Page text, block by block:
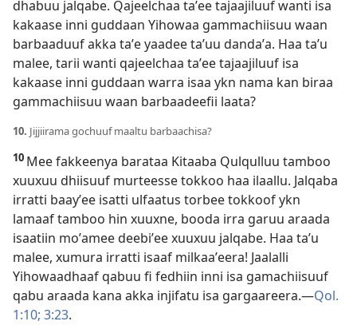
dhabuu jalqabe. Qajeelchaa taʼee tajaajiluuf wanti isa
kakaase inni guddaan Yihowaa gammachiisuu waan
barbaaduuf akka taʼe yaadee taʼuu dandaʼa. Haa taʼu
malee, tarii wanti qajeelchaa taʼee tajaajiluuf isa
kakaase inni guddaan warra isaa ykn nama kan biraa
gammachiisuu waan barbaadeefii laata?
10. Jijjiirama gochuuf maaltu barbaachisa?
10 Mee fakkeenya barataa Kitaaba Qulqulluu tamboo
xuuxuu dhiisuuf murteesse tokkoo haa ilaallu. Jalqaba
irratti baayʼee isatti ulfaatus torbee tokkoof ykn
lamaaf tamboo hin xuuxne, booda irra garuu araada
isaatiin moʼamee deebiʼee xuuxuu jalqabe. Haa taʼu
malee, xumura irratti isaaf milkaaʼeera! Jaalalli
Yihowaadhaaf qabuu fi fedhiin inni isa gamachiisuuf
qabu araada kana akka injifatu isa gargaareera.—Qol.
1:10; 3:23.